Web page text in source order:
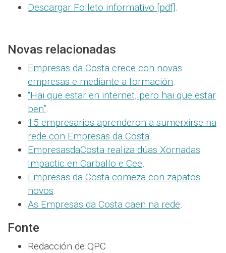
Descargar Folleto informativo [pdf].
Novas relacionadas
Empresas da Costa crece con novas
empresas e mediante a formación.
“Hai que estar en internet, pero hai que estar
ben”.
15 empresarios aprenderon a sumerxirse na
rede con Empresas da Costa.
EmpresasdaCosta realiza dúas Xornadas
Impactic en Carballo e Cee.
Empresas da Costa comeza con zapatos
novos.
As Empresas da Costa caen na rede.
Fonte
Redacción de QPC